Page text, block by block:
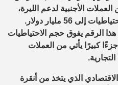
العملات الأجنبية لدعم الليرة،
مما أدى إلى انخفاض إجمالي الاحتياطيات إلى 56 مليار دولار.
هذا الرقم يفوق حجم الاحتياطيات
كبيرًا يأتي من العملات
.
الاقتصادي الذي يتخذ من أنقرة